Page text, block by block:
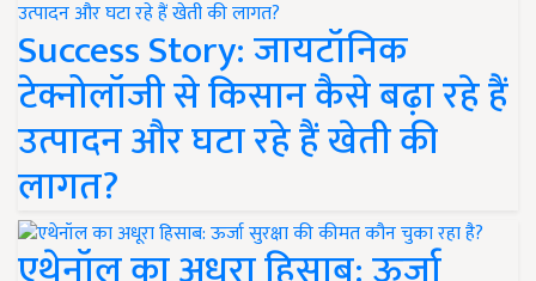
Success Story: जायटॉनिक
टेक्नोलॉजी से किसान कैसे बढ़ा रहे हैं
उत्पादन और घटा रहे हैं खेती की
लागत?